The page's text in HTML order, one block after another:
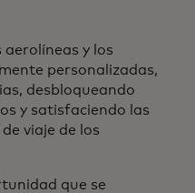
aerolíneas y los
personalizadas,
desbloqueando
y satisfaciendo las
viaje de los
que se